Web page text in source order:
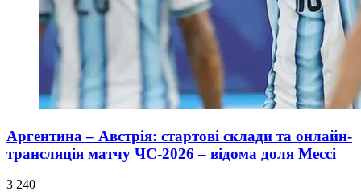
Аргентина – Австрія: стартові склади та онлайн-
трансляція матчу ЧС-2026 – відома доля Мессі
3 240